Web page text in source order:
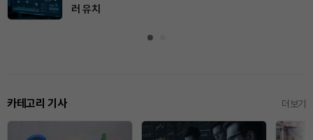
러 유치
카테고리 기사 더보기